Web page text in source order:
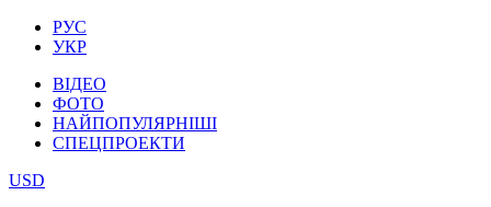
РУС
УКР
ВІДЕО
ФОТО
НАЙПОПУЛЯРНІШІ
СПЕЦПРОЕКТИ
USD